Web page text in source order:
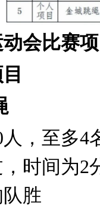
会比赛
至多4
时间为2
胜